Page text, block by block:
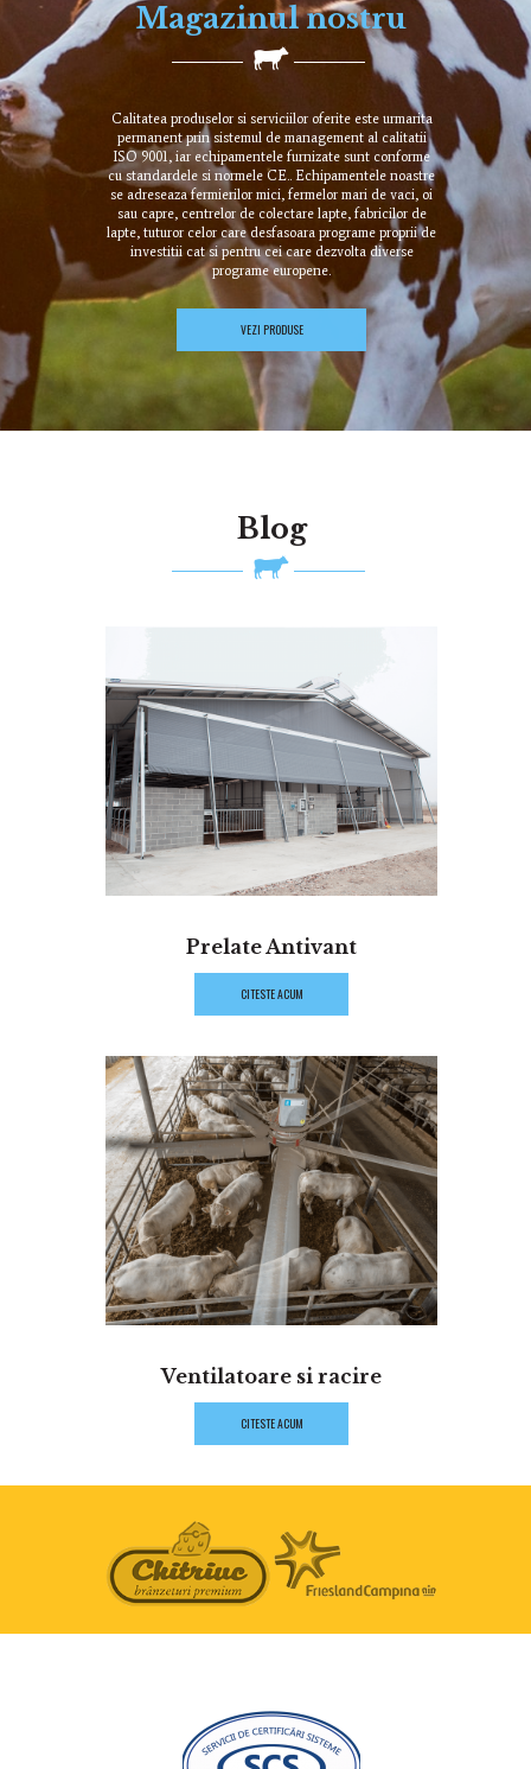
Magazinul nostru
Calitatea produselor si serviciilor oferite este urmarita
permanent prin sistemul de management al calitatii
ISO 9001, iar echipamentele furnizate sunt conforme
cu standardele si normele CE.. Echipamentele noastre
se adreseaza fermierilor mici, fermelor mari de vaci, oi
sau capre, centrelor de colectare lapte, fabricilor de
lapte, tuturor celor care desfasoara programe proprii de
investitii cat si pentru cei care dezvolta diverse
programe europene.
VEZI PRODUSE
Blog
Prelate Antivant
CITESTE ACUM
Ventilatoare si racire
CITESTE ACUM